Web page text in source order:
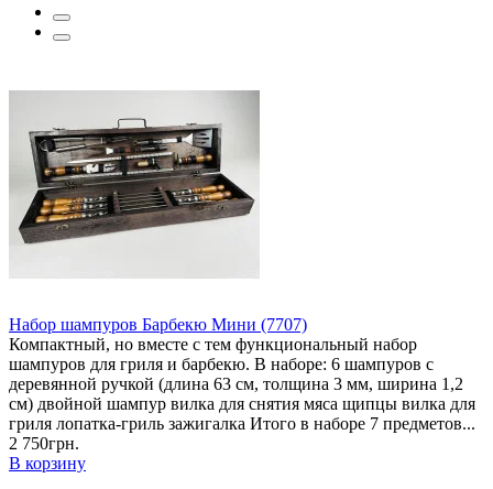
Набор шампуров Барбекю Мини (7707)
Компактный, но вместе с тем функциональный набор
шампуров для гриля и барбекю. В наборе: 6 шампуров с
деревянной ручкой (длина 63 см, толщина 3 мм, ширина 1,2
см) двойной шампур вилка для снятия мяса щипцы вилка для
гриля лопатка-гриль зажигалка Итого в наборе 7 предметов...
2 750грн.
В корзину